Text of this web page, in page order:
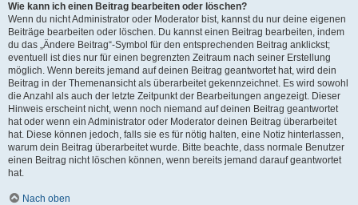
Wie kann ich einen Beitrag bearbeiten oder löschen?
Wenn du nicht Administrator oder Moderator bist, kannst du nur deine eigenen
Beiträge bearbeiten oder löschen. Du kannst einen Beitrag bearbeiten, indem
du das „Ändere Beitrag“-Symbol für den entsprechenden Beitrag anklickst;
eventuell ist dies nur für einen begrenzten Zeitraum nach seiner Erstellung
möglich. Wenn bereits jemand auf deinen Beitrag geantwortet hat, wird dein
Beitrag in der Themenansicht als überarbeitet gekennzeichnet. Es wird sowohl
die Anzahl als auch der letzte Zeitpunkt der Bearbeitungen angezeigt. Dieser
Hinweis erscheint nicht, wenn noch niemand auf deinen Beitrag geantwortet
hat oder wenn ein Administrator oder Moderator deinen Beitrag überarbeitet
hat. Diese können jedoch, falls sie es für nötig halten, eine Notiz hinterlassen,
warum dein Beitrag überarbeitet wurde. Bitte beachte, dass normale Benutzer
einen Beitrag nicht löschen können, wenn bereits jemand darauf geantwortet
hat.
Nach oben